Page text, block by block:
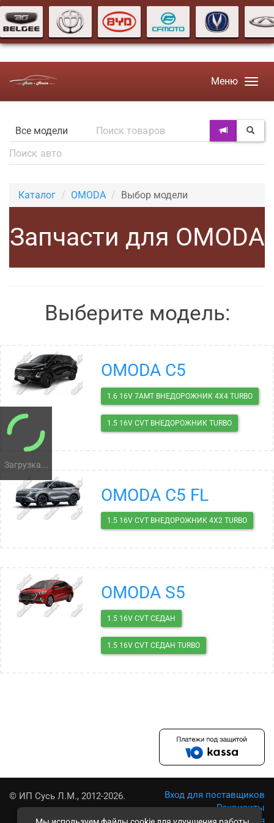
Загрузка...
Меню
Каталог OMODA Выбор модели
Запчасти для OMODA
Выберите модель:
OMODA C5
1.6 16V 7AMT ВНЕДОРОЖНИК 4X4 TURBO
1.5 16V CVT ВНЕДОРОЖНИК TURBO
OMODA C5 FL
1.5 16V CVT ВНЕДОРОЖНИК 4X2 TURBO
OMODA S5
1.5 16V CVT СЕДАН
1.5 16V CVT СЕДАН TURBO
© ИП Сусь Л.М., 2012-2026.
Вход для поставщиков
Реквизиты
Условия использования